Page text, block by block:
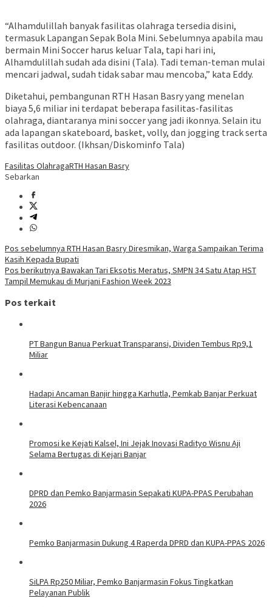
“Alhamdulillah banyak fasilitas olahraga tersedia disini,
termasuk Lapangan Sepak Bola Mini. Sebelumnya apabila mau
bermain Mini Soccer harus keluar Tala, tapi hari ini,
Alhamdulillah sudah ada disini (Tala). Tadi teman-teman mulai
mencari jadwal, sudah tidak sabar mau mencoba,” kata Eddy.
Diketahui, pembangunan RTH Hasan Basry yang menelan
biaya 5,6 miliar ini terdapat beberapa fasilitas-fasilitas
olahraga, diantaranya mini soccer yang jadi ikonnya. Selain itu
ada lapangan skateboard, basket, volly, dan jogging track serta
fasilitas outdoor. (Ikhsan/Diskominfo Tala)
Fasilitas OlahragaRTH Hasan Basry
Sebarkan
Navigasi
pos
Pos sebelumnya RTH Hasan Basry Diresmikan, Warga Sampaikan Terima
Kasih Kepada Bupati
Pos berikutnya Bawakan Tari Eksotis Meratus, SMPN 34 Satu Atap HST
Tampil Memukau di Murjani Fashion Week 2023
Pos terkait
PT Bangun Banua Perkuat Transparansi, Dividen Tembus Rp9,1
Miliar
Hadapi Ancaman Banjir hingga Karhutla, Pemkab Banjar Perkuat
Literasi Kebencanaan
Promosi ke Kejati Kalsel, Ini Jejak Inovasi Radityo Wisnu Aji
Selama Bertugas di Kejari Banjar
DPRD dan Pemko Banjarmasin Sepakati KUPA-PPAS Perubahan
2026
Pemko Banjarmasin Dukung 4 Raperda DPRD dan KUPA-PPAS 2026
SiLPA Rp250 Miliar, Pemko Banjarmasin Fokus Tingkatkan
Pelayanan Publik